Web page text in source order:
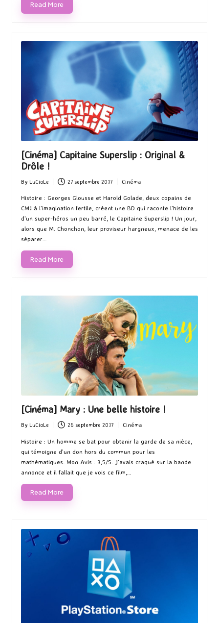
Read More
[Cinéma] Capitaine Superslip : Original &
Drôle !
Posted
by
By LuCioLe 27 septembre 2017
Posted
in
Cinéma
Histoire : Georges Glousse et Harold Golade, deux copains de
CM1 à l'imagination fertile, créent une BD qui raconte l'histoire
d'un super-héros un peu barré, le Capitaine Superslip ! Un jour,
alors que M. Chonchon, leur proviseur hargneux, menace de les
séparer…
Read More
[Cinéma] Mary : Une belle histoire !
Posted
by
By LuCioLe 26 septembre 2017
Posted
Cinéma
Histoire : Un homme se bat pour obtenir la garde de sa nièce,
qui témoigne d'un don hors du commun pour les
mathématiques. Mon Avis : 3,5/5. J'avais craqué sur la bande
annonce et il fallait que je vois ce film,…
Read More